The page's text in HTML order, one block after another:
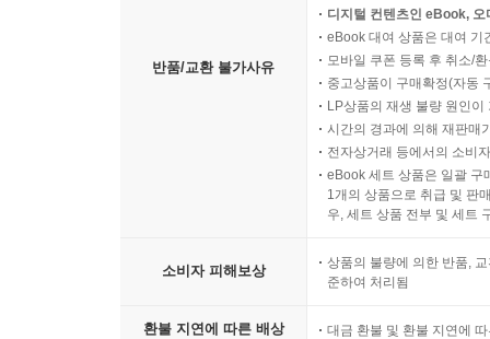
반품/교환 불가사유
디지털 컨텐츠인 eBook,
eBook 대여 상품은 대여 기
모바일 쿠폰 등록 후 취소/
중고상품이 구매확정(자동
LP상품의 재생 불량 원인
시간의 경과에 의해 재판매
전자상거래 등에서의 소비
eBook 세트 상품은 일괄 구
1개의 상품으로 취급 및 판
우, 세트 상품 전부 및 세트
소비자 피해보상
상품의 불량에 의한 반품,
준하여 처리됨
환불 지연에 따른 배상 대금 환불 및 환불 지연에